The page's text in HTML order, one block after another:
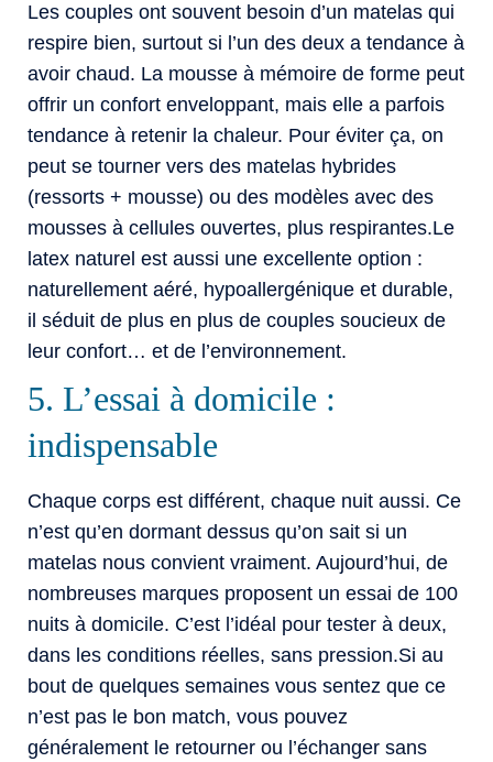
Les couples ont souvent besoin d’un matelas qui
respire bien, surtout si l’un des deux a tendance à
avoir chaud. La mousse à mémoire de forme peut
offrir un confort enveloppant, mais elle a parfois
tendance à retenir la chaleur. Pour éviter ça, on
peut se tourner vers des matelas hybrides
(ressorts + mousse) ou des modèles avec des
mousses à cellules ouvertes, plus respirantes.Le
latex naturel est aussi une excellente option :
naturellement aéré, hypoallergénique et durable,
il séduit de plus en plus de couples soucieux de
leur confort… et de l’environnement.
5. L’essai à domicile :
indispensable
Chaque corps est différent, chaque nuit aussi. Ce
n’est qu’en dormant dessus qu’on sait si un
matelas nous convient vraiment. Aujourd’hui, de
nombreuses marques proposent un essai de 100
nuits à domicile. C’est l’idéal pour tester à deux,
dans les conditions réelles, sans pression.Si au
bout de quelques semaines vous sentez que ce
n’est pas le bon match, vous pouvez
généralement le retourner ou l’échanger sans